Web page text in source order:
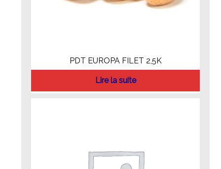
PDT EUROPA FILET 2,5K
Lire la suite